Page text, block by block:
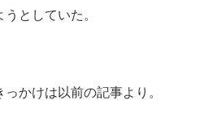
としていた。
かけは以前の記事より。